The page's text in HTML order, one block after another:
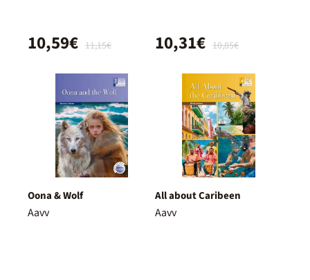
11,15€
10,59€ 10,85€
10,31€
Oona & Wolf
Aavv
All about Caribeen
Aavv